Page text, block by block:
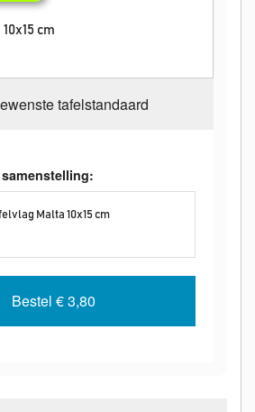
cm
tafelstandaard
Malta 10x15 cm
Bestel € 3,80